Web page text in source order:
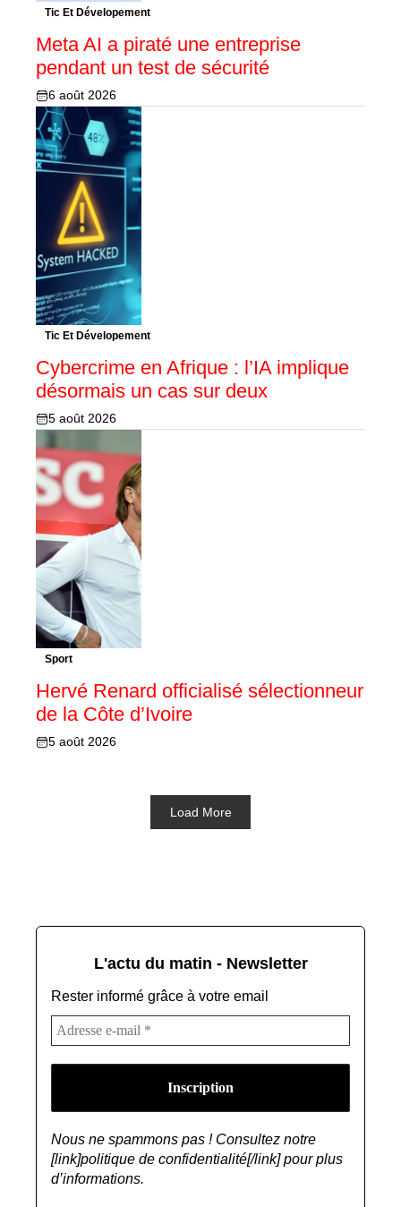
Tic Et Dévelopement
Meta AI a piraté une entreprise
pendant un test de sécurité
6 août 2026
Tic Et Dévelopement
Cybercrime en Afrique : l’IA implique
désormais un cas sur deux
5 août 2026
Sport
Hervé Renard officialisé sélectionneur
de la Côte d’Ivoire
5 août 2026
Load More
L'actu du matin - Newsletter
Rester informé grâce à votre email
Nous ne spammons pas ! Consultez notre
[link]politique de confidentialité[/link] pour plus
d’informations.